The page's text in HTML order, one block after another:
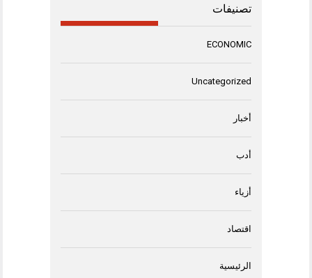
تصنيفات
ECONOMIC
Uncategorized
أخبار
أدب
أزياء
اقتصاد
الرئيسية